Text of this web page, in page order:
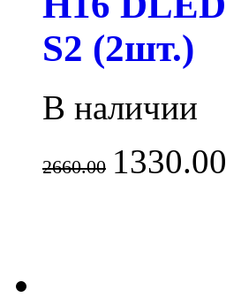
S2 (2шт.)
В наличии
2660.00 1330.00